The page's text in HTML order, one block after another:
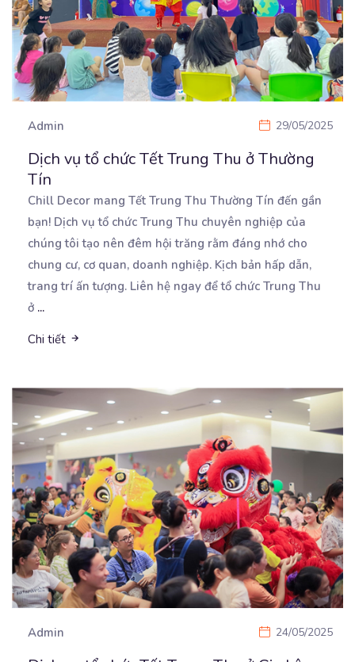
Admin 29/05/2025
Dịch vụ tổ chức Tết Trung Thu ở Thường
Tín
Chill Decor mang Tết Trung Thu Thường Tín đến gần
bạn! Dịch vụ tổ chức Trung Thu chuyên nghiệp của
chúng tôi tạo nên đêm hội trăng rằm đáng nhớ cho
chung cư, cơ quan, doanh nghiệp. Kịch bản hấp dẫn,
trang trí ấn tượng. Liên hệ ngay để tổ chức Trung Thu
ở ...
Chi tiết
Admin 24/05/2025